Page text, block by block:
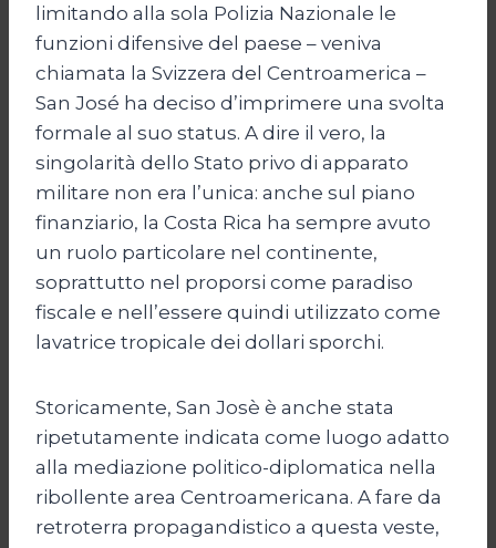
limitando alla sola Polizia Nazionale le
funzioni difensive del paese – veniva
chiamata la Svizzera del Centroamerica –
San José ha deciso d’imprimere una svolta
formale al suo status. A dire il vero, la
singolarità dello Stato privo di apparato
militare non era l’unica: anche sul piano
finanziario, la Costa Rica ha sempre avuto
un ruolo particolare nel continente,
soprattutto nel proporsi come paradiso
fiscale e nell’essere quindi utilizzato come
lavatrice tropicale dei dollari sporchi.
Storicamente, San Josè è anche stata
ripetutamente indicata come luogo adatto
alla mediazione politico-diplomatica nella
ribollente area Centroamericana. A fare da
retroterra propagandistico a questa veste,